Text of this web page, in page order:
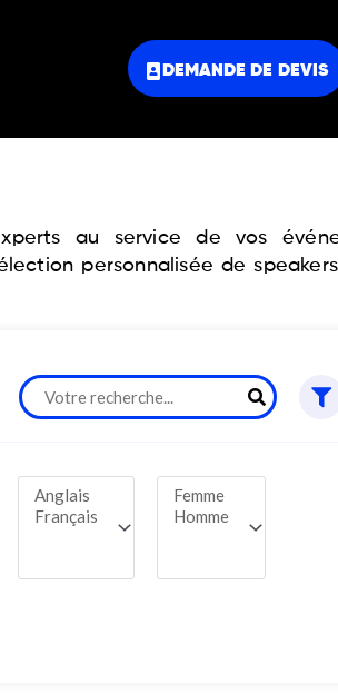
DEMANDE DE DEVIS
au service de vos
personnalisée de